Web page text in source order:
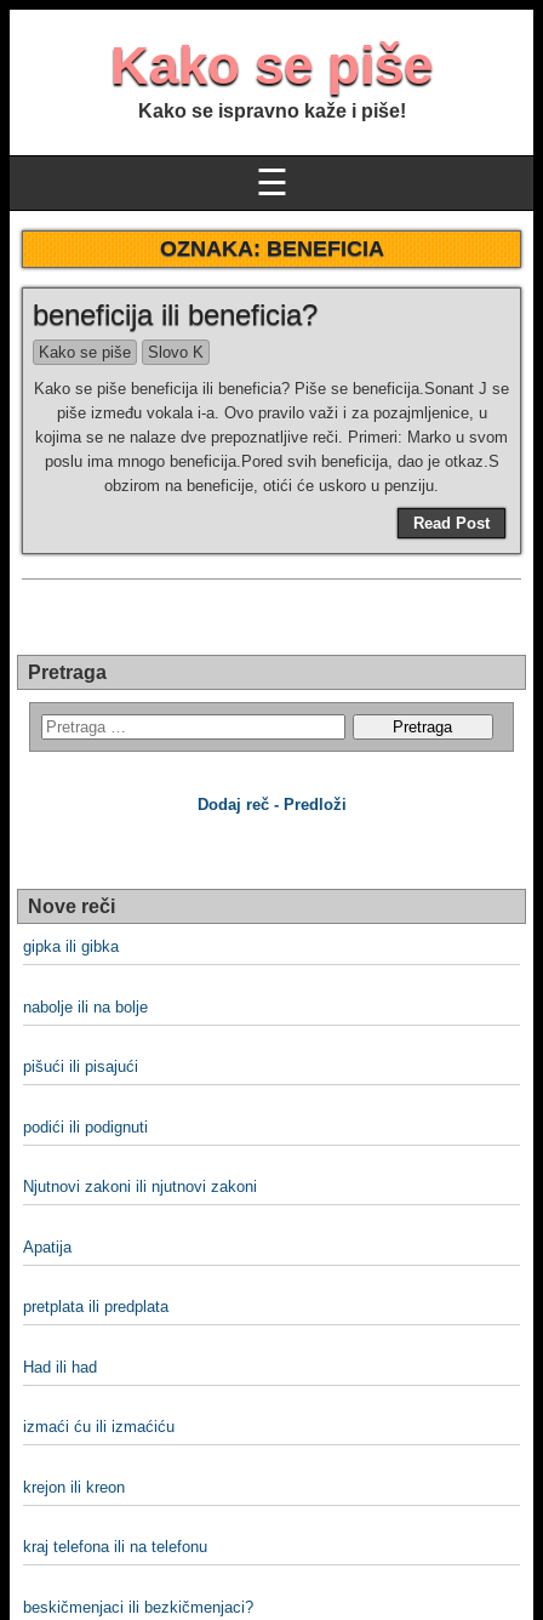
Kako se piše
Kako se ispravno kaže i piše!
☰
OZNAKA:BENEFICIA
beneficija ili beneficia?
Kako se piše
Slovo K
Kako se piše beneficija ili beneficia? Piše se beneficija.Sonant J se
piše između vokala i-a. Ovo pravilo važi i za pozajmljenice, u
kojima se ne nalaze dve prepoznatljive reči. Primeri: Marko u svom
poslu ima mnogo beneficija.Pored svih beneficija, dao je otkaz.S
obzirom na beneficije, otići će uskoro u penziju.
Read Post
Pretraga
Dodaj reč - Predloži
Nove reči
gipka ili gibka
nabolje ili na bolje
pišući ili pisajući
podići ili podignuti
Njutnovi zakoni ili njutnovi zakoni
Apatija
pretplata ili predplata
Had ili had
izmaći ću ili izmaćiću
krejon ili kreon
kraj telefona ili na telefonu
beskičmenjaci ili bezkičmenjaci?